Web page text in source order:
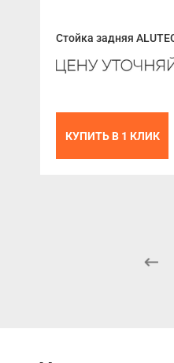
Стойка задняя
КУПИТЬ В 1 КЛИК